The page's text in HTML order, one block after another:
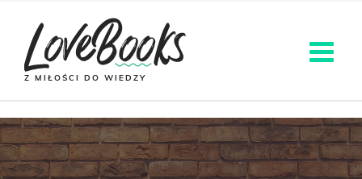
Z MIŁOŚCI DO WIEDZY